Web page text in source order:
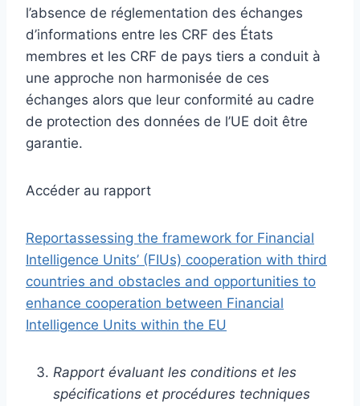
l’absence de réglementation des échanges
d’informations entre les CRF des États
membres et les CRF de pays tiers a conduit à
une approche non harmonisée de ces
échanges alors que leur conformité au cadre
de protection des données de l’UE doit être
garantie.
Accéder au rapport
Reportassessing the framework for Financial
Intelligence Units’ (FIUs) cooperation with third
countries and obstacles and opportunities to
enhance cooperation between Financial
Intelligence Units within the EU
Rapport évaluant les conditions et les
spécifications et procédures techniques